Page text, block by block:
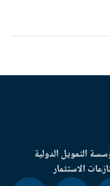
التمويل الدولية
الاستثمار